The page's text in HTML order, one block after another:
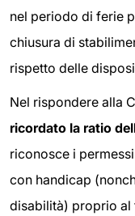
nel periodo di ferie
chiusura di
rispetto delle
Nel rispondere alla
ricordato la ratio
riconosce i
con handicap
disabilità) proprio al